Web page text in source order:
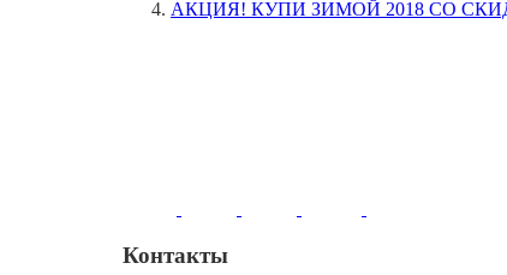
АКЦИЯ! КУПИ ЗИМОЙ 2018 СО
Контакты